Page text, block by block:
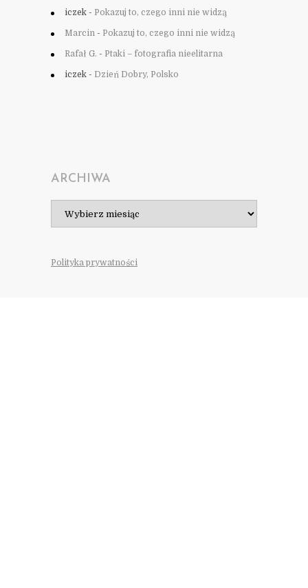
iczek - Pokazuj to, czego inni nie widzą
Marcin - Pokazuj to, czego inni nie widzą
Rafał G. - Ptaki – fotografia nieelitarna
iczek - Dzień Dobry, Polsko
ARCHIWA
Polityka prywatności